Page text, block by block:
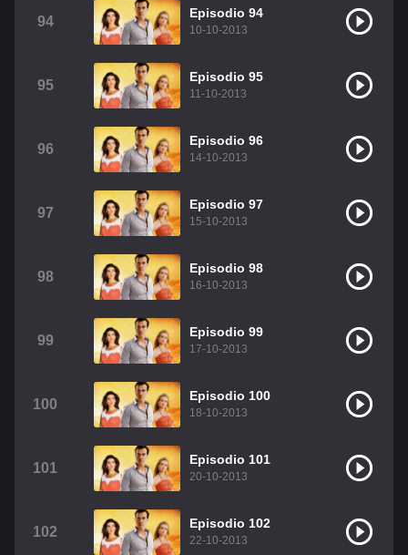
94
Episodio 94
10-10-2013
95
Episodio 95
11-10-2013
96
Episodio 96
14-10-2013
97
Episodio 97
15-10-2013
98
Episodio 98
16-10-2013
99
Episodio 99
17-10-2013
100
Episodio 100
18-10-2013
101
Episodio 101
20-10-2013
102
Episodio 102
22-10-2013